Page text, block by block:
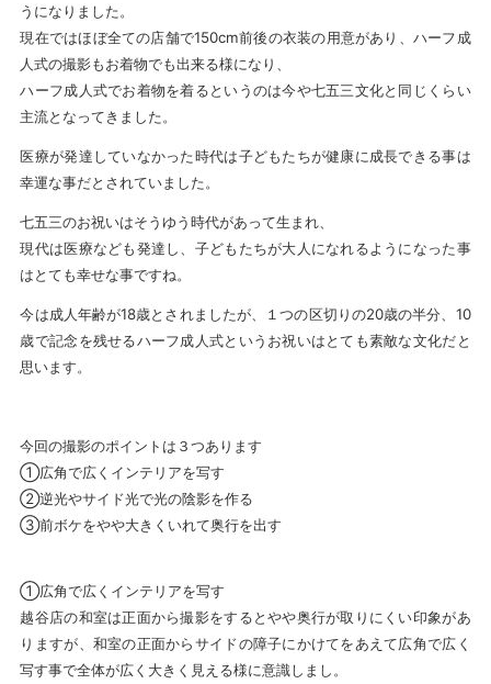
うになりました。
現在ではほぼ全ての店舗で150cm前後の衣装の用意があり、ハーフ成
人式の撮影もお着物でも出来る様になり、
ハーフ成人式でお着物を着るというのは今や七五三文化と同じくらい
主流となってきました。
医療が発達していなかった時代は子どもたちが健康に成長できる事は
幸運な事だとされていました。
七五三のお祝いはそうゆう時代があって生まれ、
現代は医療なども発達し、子どもたちが大人になれるようになった事
はとても幸せな事ですね。
今は成人年齢が18歳とされましたが、１つの区切りの20歳の半分、10
歳で記念を残せるハーフ成人式というお祝いはとても素敵な文化だと
思います。
今回の撮影のポイントは３つあります
①広角で広くインテリアを写す
②逆光やサイド光で光の陰影を作る
③前ボケをやや大きくいれて奥行を出す
①広角で広くインテリアを写す
越谷店の和室は正面から撮影をするとやや奥行が取りにくい印象があ
りますが、和室の正面からサイドの障子にかけてをあえて広角で広く
写す事で全体が広く大きく見える様に意識しまし。